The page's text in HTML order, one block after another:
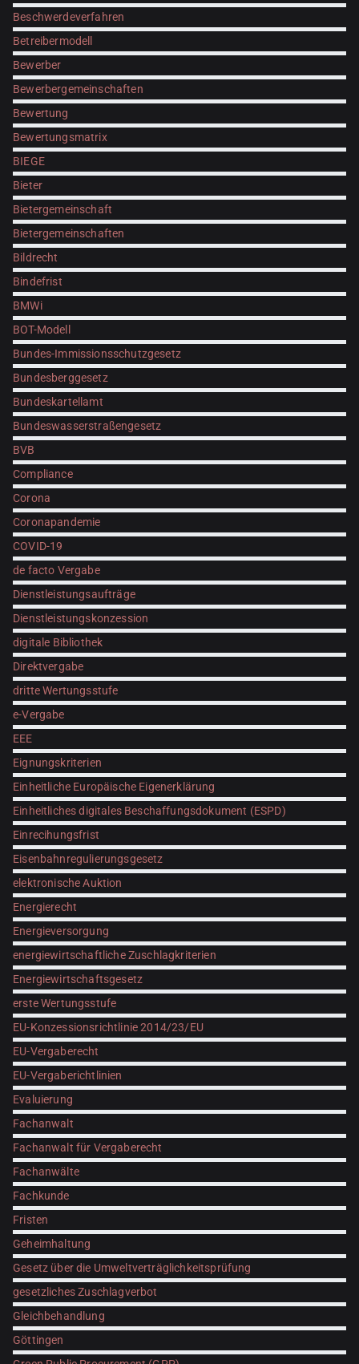
Beschwerdeverfahren
Betreibermodell
Bewerber
Bewerbergemeinschaften
Bewertung
Bewertungsmatrix
BIEGE
Bieter
Bietergemeinschaft
Bietergemeinschaften
Bildrecht
Bindefrist
BMWi
BOT-Modell
Bundes-Immissionsschutzgesetz
Bundesberggesetz
Bundeskartellamt
Bundeswasserstraßengesetz
BVB
Compliance
Corona
Coronapandemie
COVID-19
de facto Vergabe
Dienstleistungsaufträge
Dienstleistungskonzession
digitale Bibliothek
Direktvergabe
dritte Wertungsstufe
e-Vergabe
EEE
Eignungskriterien
Einheitliche Europäische Eigenerklärung
Einheitliches digitales Beschaffungsdokument (ESPD)
Einrecihungsfrist
Eisenbahnregulierungsgesetz
elektronische Auktion
Energierecht
Energieversorgung
energiewirtschaftliche Zuschlagkriterien
Energiewirtschaftsgesetz
erste Wertungsstufe
EU-Konzessionsrichtlinie 2014/23/EU
EU-Vergaberecht
EU-Vergaberichtlinien
Evaluierung
Fachanwalt
Fachanwalt für Vergaberecht
Fachanwälte
Fachkunde
Fristen
Geheimhaltung
Gesetz über die Umweltverträglichkeitsprüfung
gesetzliches Zuschlagverbot
Gleichbehandlung
Göttingen